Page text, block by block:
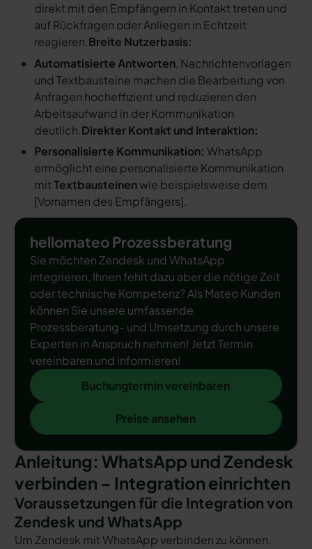
direkt mit den Empfängern in Kontakt treten und
auf Rückfragen oder Anliegen in Echtzeit
reagieren.Breite Nutzerbasis:
Automatisierte Antworten, Nachrichtenvorlagen
und Textbausteine machen die Bearbeitung von
Anfragen hocheffizient und reduzieren den
Arbeitsaufwand in der Kommunikation
deutlich.Direkter Kontakt und Interaktion:
Personalisierte Kommunikation: WhatsApp
ermöglicht eine personalisierte Kommunikation
mitTextbausteinenwie beispielsweise dem
[Vornamen des Empfängers].
hellomateo Prozessberatung
Sie möchten Zendesk und WhatsApp
integrieren, Ihnen fehlt dazu aber die nötige Zeit
oder technische Kompetenz? Als Mateo Kunden
können Sie unsere umfassende
Prozessberatung- und Umsetzung durch unsere
Experten in Anspruch nehmen! Jetzt Termin
vereinbaren und informieren!
Buchungtermin vereinbaren
Buchungtermin vereinbaren
Preise ansehen
Preise ansehen
Anleitung: WhatsApp und Zendesk
verbinden – Integration einrichten
Voraussetzungen für die Integration von
Zendesk und WhatsApp
Um Zendesk mit WhatsApp verbinden zu können,